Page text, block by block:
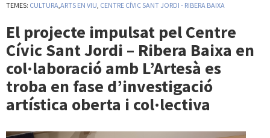
TEMES: CULTURA,ARTS EN VIU, CENTRE CÍVIC SANT JORDI - RIBERA BAIXA
El projecte impulsat pel Centre
Cívic Sant Jordi – Ribera Baixa en
col·laboració amb L’Artesà es
troba en fase d’investigació
artística oberta i col·lectiva